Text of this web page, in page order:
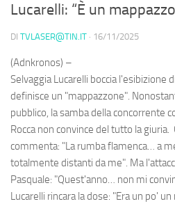
Lucarelli: “È un
DI TVLASER@TIN.IT · 16/11/2025
(Adnkronos) –
Selvaggia Lucarelli boccia l'esibizione
definisce un "mappazzone".
pubblico, la samba della concorrente
Rocca non convince del tutto la
commenta: "La rumba flamenca… a
totalmente distanti da me". Ma
Pasquale: "Quest'anno… non mi
Lucarelli rincara la dose: "Era un po'